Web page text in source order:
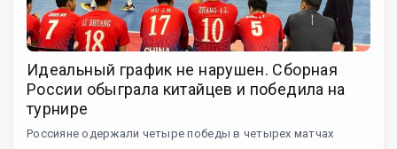
Идеальный график не нарушен. Сборная
России обыграла китайцев и победила на
турнире
Россияне одержали четыре победы в четырех матчах